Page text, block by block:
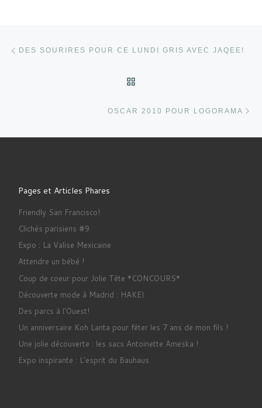
DES SOURIRES POUR CE LUNDI GRIS AVEC JAQEE!
OSCAR 2010 POUR LOGORAMA
Pages et Articles Phares
Friendly San Francisco!
Clichés parisiens #9
Expo : La Valise Mexicaine
Attendre un bébé !
Coup de coeur pour Jolie Tête *CONCOURS*
Découverte mode à Madrid : HAKEI
Des parcs à l'Ouest!
Un anniversaire Koh Lanta pour fêter les 7 ans de mon fils !
Une jolie découverte : les sacs Antoinette Ameska !
Expo inspirante : L'esprit du Bauhaus